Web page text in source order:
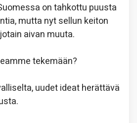
on tahkottu puusta
mutta nyt sellun keiton
aivan muuta.
tekemään?
uudet ideat herättävä